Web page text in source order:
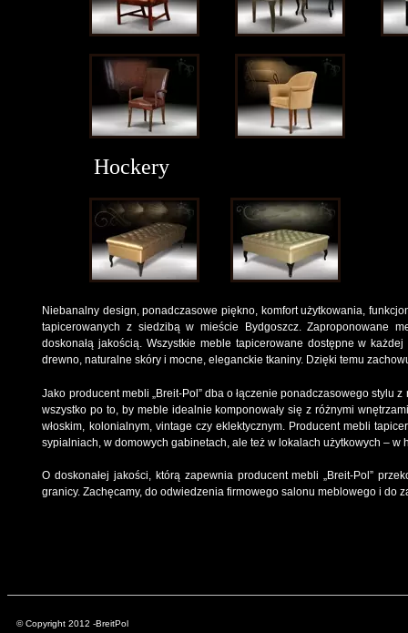
Hockery
Niebanalny design, ponadczasowe piękno, komfort użytkowania,
tapicerowanych z siedzibą w mieście Bydgoszcz. Zaproponowane
doskonałą jakością. Wszystkie meble tapicerowane dostępne w
drewno, naturalne skóry i mocne, eleganckie tkaniny. Dzięki temu
Jako producent mebli „Breit-Pol” dba o łączenie ponadczasowego
wszystko po to, by meble idealnie komponowały się z różnymi
włoskim, kolonialnym, vintage czy eklektycznym. Producent mebli
sypialniach, w domowych gabinetach, ale też w lokalach użytkowych –
O doskonałej jakości, którą zapewnia producent mebli „Breit-Pol”
granicy. Zachęcamy, do odwiedzenia firmowego salonu meblowego i do
© Copyright 2012 -BreitPol